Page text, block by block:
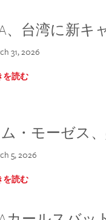
、台湾に新キ
31, 2026
を読む
ム・モーゼス
5, 2026
を読む